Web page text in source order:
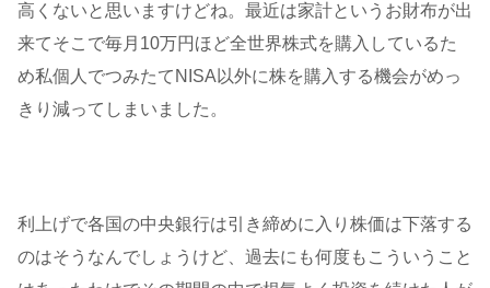
高くないと思いますけどね。最近は家計というお財布が出
来てそこで毎月10万円ほど全世界株式を購入しているた
め私個人でつみたてNISA以外に株を購入する機会がめっ
きり減ってしまいました。
利上げで各国の中央銀行は引き締めに入り株価は下落する
のはそうなんでしょうけど、過去にも何度もこういうこと